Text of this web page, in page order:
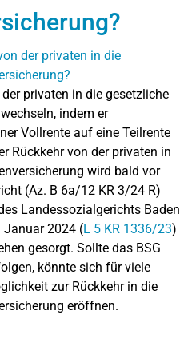
privaten in die gesetzliche
indem er
Vollrente auf eine Teilrente
Rückkehr von der privaten in
wird bald vor
(Az. B 6a/12 KR 3/24 R)
Landessozialgerichts
Januar 2024 (L 5 KR 1336/23)
gesorgt. Sollte das BSG
könnte sich für viele
zur Rückkehr in die
eröffnen.